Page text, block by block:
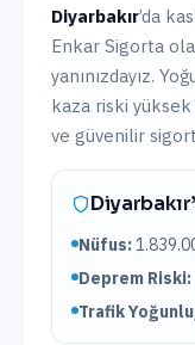
Diyarbakır’da
Enkar Sigorta
yanınızdayız.
kaza riski
ve güvenilir
Diyarbakır
Nüfus:
Deprem Riski:
Trafik